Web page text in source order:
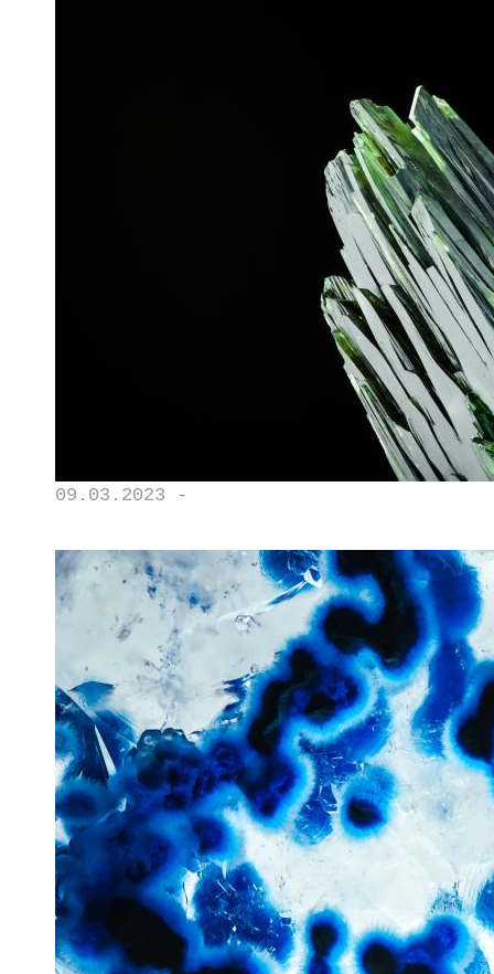
09.03.2023 -